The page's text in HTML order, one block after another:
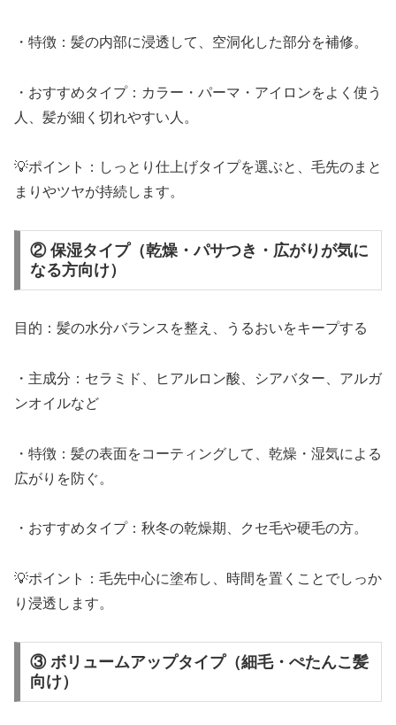
・特徴：髪の内部に浸透して、空洞化した部分を補修。
・おすすめタイプ：カラー・パーマ・アイロンをよく使う
人、髪が細く切れやすい人。
💡ポイント：しっとり仕上げタイプを選ぶと、毛先のまと
まりやツヤが持続します。
② 保湿タイプ（乾燥・パサつき・広がりが気に
なる方向け）
目的：髪の水分バランスを整え、うるおいをキープする
・主成分：セラミド、ヒアルロン酸、シアバター、アルガ
ンオイルなど
・特徴：髪の表面をコーティングして、乾燥・湿気による
広がりを防ぐ。
・おすすめタイプ：秋冬の乾燥期、クセ毛や硬毛の方。
💡ポイント：毛先中心に塗布し、時間を置くことでしっか
り浸透します。
③ ボリュームアップタイプ（細毛・ぺたんこ髪
向け）